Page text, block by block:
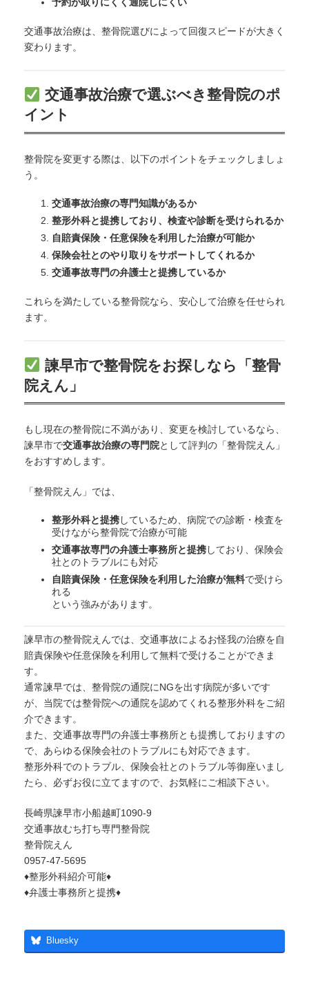
交通事故治療は、整骨院選びによって回復スピードが大きく
変わります。
交通事故治療で選ぶべき整骨院のポ
イント
整骨院を変更する際は、以下のポイントをチェックしましょ
う。
交通事故治療の専門知識があるか
整形外科と提携しており、検査や診断を受けられるか
自賠責保険・任意保険を利用した治療が可能か
保険会社とのやり取りをサポートしてくれるか
交通事故専門の弁護士と提携しているか
これらを満たしている整骨院なら、安心して治療を任せられ
ます。
諫早市で整骨院をお探しなら「整骨
院えん」
もし現在の整骨院に不満があり、変更を検討しているなら、
諫早市で交通事故治療の専門院として評判の「整骨院えん」
をおすすめします。
「整骨院えん」では、
整形外科と提携しているため、病院での診断・検査を
受けながら整骨院で治療が可能
交通事故専門の弁護士事務所と提携しており、保険会
社とのトラブルにも対応
自賠責保険・任意保険を利用した治療が無料で受けら
れる
という強みがあります。
諫早市の整骨院えんでは、交通事故によるお怪我の治療を自
賠責保険や任意保険を利用して無料で受けることができま
す。
通常諫早では、整骨院の通院にNGを出す病院が多いです
が、当院では整骨院への通院を認めてくれる整形外科をご紹
介できます。
また、交通事故専門の弁護士事務所とも提携しておりますの
で、あらゆる保険会社のトラブルにも対応できます。
整形外科でのトラブル、保険会社とのトラブル等御座いまし
たら、必ずお役に立てますので、お気軽にご相談下さい。
長崎県諫早市小船越町1090-9
交通事故むち打ち専門整骨院
整骨院えん
0957-47-5695
♦整形外科紹介可能♦
♦弁護士事務所と提携♦
Bluesky